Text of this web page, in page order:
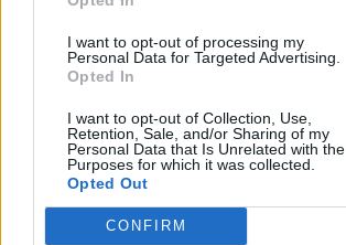
I want to opt-out of processing my
Personal Data for Targeted Advertising.
Opted In
I want to opt-out of Collection, Use,
Retention, Sale, and/or Sharing of my
Personal Data that Is Unrelated with the
Purposes for which it was collected.
Opted Out
CONFIRM ad